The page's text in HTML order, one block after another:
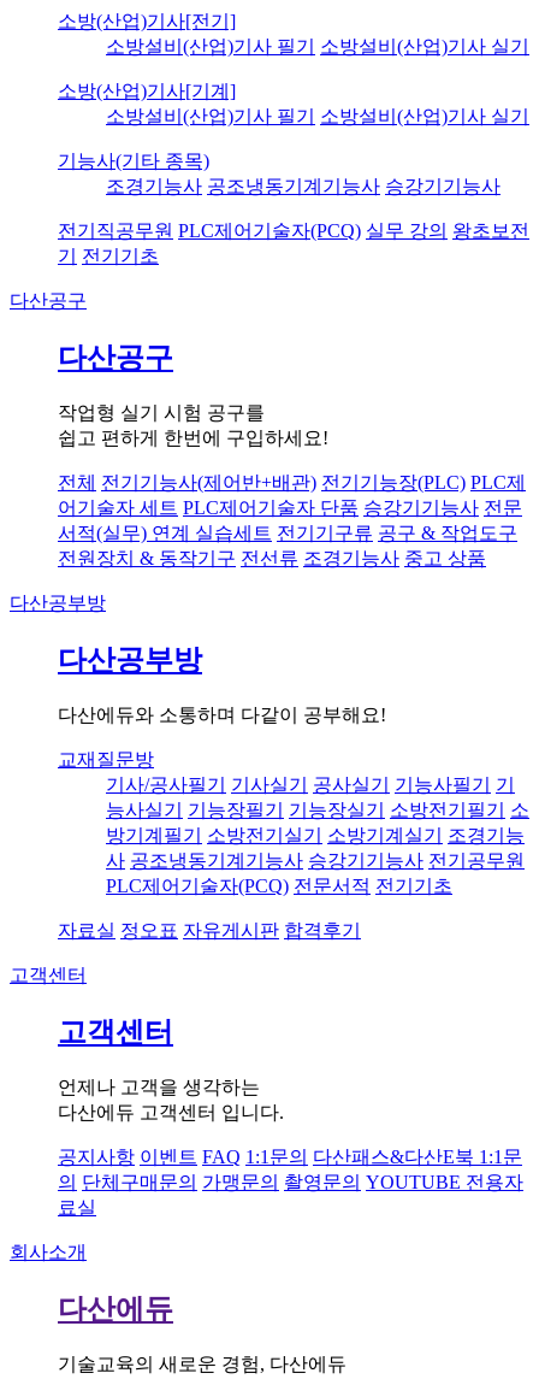
소방(산업)기사[전기]
소방설비(산업)기사 필기
소방설비(산업)기사 실기
소방(산업)기사[기계]
소방설비(산업)기사 필기
소방설비(산업)기사 실기
기능사(기타 종목)
조경기능사 공조냉동기계기능사 승강기기능사
전기직공무원 PLC제어기술자(PCQ) 실무 강의 왕초보전
기
전기기초
다산공구
다산공구
작업형 실기 시험 공구를
쉽고 편하게 한번에 구입하세요!
전체 전기기능사(제어반+배관) 전기기능장(PLC) PLC제
어기술자 세트 PLC제어기술자 단품 승강기기능사 전문
서적(실무) 연계 실습세트 전기기구류 공구 & 작업도구
전원장치 & 동작기구 전선류 조경기능사 중고 상품
다산공부방
다산공부방
다산에듀와 소통하며 다같이 공부해요!
교재질문방
기사/공사필기
기사실기 공사실기 기능사필기
기
능사실기
기능장필기 기능장실기 소방전기필기
소
방기계필기
소방전기실기 소방기계실기
조경기능
사 공조냉동기계기능사 승강기기능사 전기공무원
PLC제어기술자(PCQ) 전문서적 전기기초
자료실 정오표 자유게시판 합격후기
고객센터
고객센터
언제나 고객을 생각하는
다산에듀 고객센터 입니다.
공지사항 이벤트 FAQ 1:1문의 다산패스&다산E북 1:1문
의 단체구매문의 가맹문의 촬영문의 YOUTUBE 전용자
료실
회사소개
다산에듀
기술교육의 새로운 경험, 다산에듀